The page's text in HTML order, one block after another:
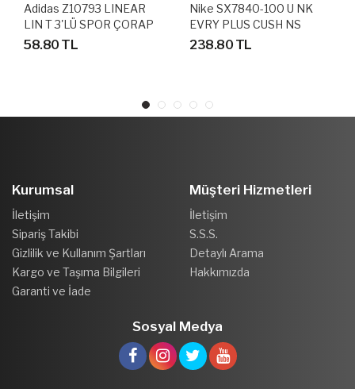
Adidas Z10793 LINEAR
LIN T 3'LÜ SPOR ÇORAP
58.80 TL
Nike SX7840-100 U NK
EVRY PLUS CUSH NS
FOOT 3P SPOR ÇORAP
238.80 TL
Kurumsal
İletişim
Sipariş Takibi
Gizlilik ve Kullanım Şartları
Kargo ve Taşıma Bilgileri
Garanti ve İade
Müşteri Hizmetleri
İletişim
S.S.S.
Detaylı Arama
Hakkımızda
Sosyal Medya